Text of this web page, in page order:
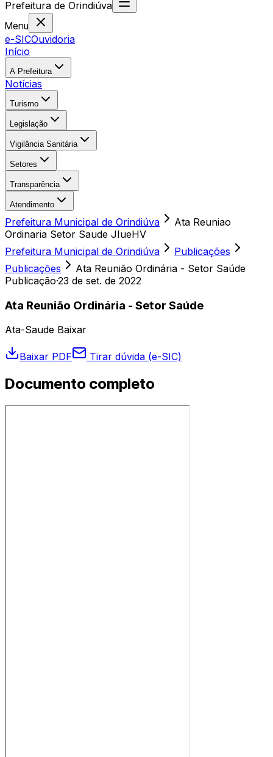
Prefeitura de Orindiúva
Menu
e-SICOuvidoria
Início
A Prefeitura
Notícias
Turismo
Legislação
Vigilância Sanitária
Setores
Transparência
Atendimento
Prefeitura Municipal de Orindiúva
Ata Reuniao
Ordinaria Setor Saude JIueHV
Prefeitura Municipal de Orindiúva
Publicações
Publicações
Ata Reunião Ordinária - Setor Saúde
Publicação·23 de set. de 2022
Ata Reunião Ordinária - Setor Saúde
Ata-Saude Baixar
Baixar PDF Tirar dúvida (e-SIC)
Documento completo